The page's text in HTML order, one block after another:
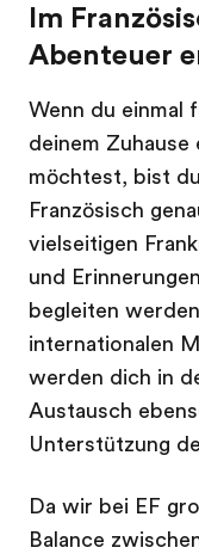
Im
Abenteuer
Wenn du einmal
deinem
möchtest, bist
Französisch
vielseitigen
und
begleiten
internationalen
werden dich in
Austausch
Unterstützung
Da wir bei EF
Balance